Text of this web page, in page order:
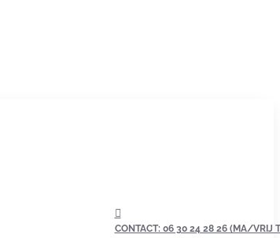
CONTACT: 06 30 24 28 26 (MA/VRIJ